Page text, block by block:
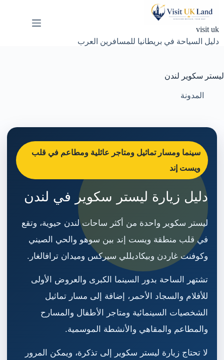
visit uk
دليل السياحة في بريطانيا للمسافرين العرب
ليستر سكوير لندن
المدونة
سينما ومسار تماثيل ومتاجر عائلية ومطاعم في قلب
ويست إند
دليل زيارة ليستر سكوير في لندن
ليستر سكوير واحدة من أكثر ساحات لندن حيوية، وتقع
في قلب منطقة ويست إند بين سوهو والحي الصيني
وكوفنت غاردن وبيكاديللي سيركس وميدان ترافالغار.
تشتهر الساحة بدور السينما الكبرى والعروض الأولى
للأفلام والسجاد الأحمر، إضافة إلى مسار تماثيل
الشخصيات السينمائية ومتاجر الأطفال والمسارح
والمطاعم والمقاهي والأنشطة الموسمية.
لا تحتاج زيارة ليستر سكوير إلى تذكرة، ويمكن المرور